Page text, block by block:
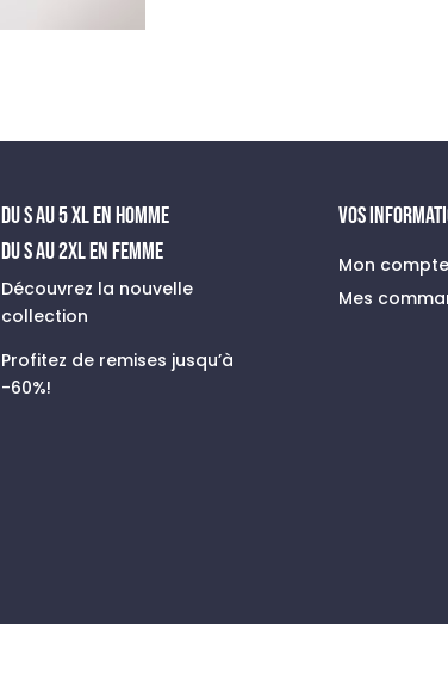
du s au 5 xl en homme
Du S au 2XL en FEMME
Découvrez la nouvelle
collection
Profitez de remises jusqu’à
-60%!
VOS
Mon compte
Mes